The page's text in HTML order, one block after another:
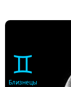
♊
Близнецы